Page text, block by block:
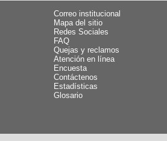
Correo institucional
Mapa del sitio
Redes Sociales
FAQ
Quejas y reclamos
Atención en línea
Encuesta
Contáctenos
Estadísticas
Glosario